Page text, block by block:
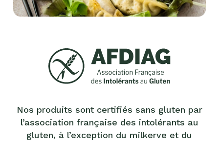
Nos produits sont certifiés sans gluten par
l’association française des intolérants au
gluten, à l’exception du milkerve et du